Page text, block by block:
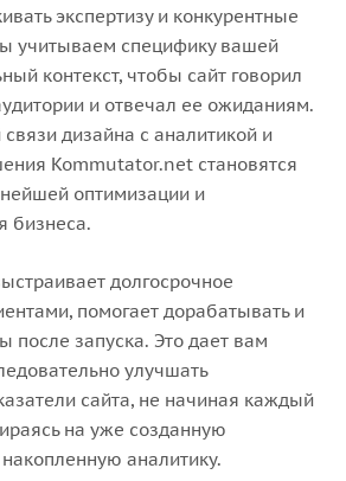
экспертизу и конкурентные
учитываем специфику вашей
контекст, чтобы сайт говорил
и отвечал ее ожиданиям.
связи дизайна с аналитикой и
Kommutator.net становятся
оптимизации и
бизнеса.
долгосрочное
помогает дорабатывать и
после запуска. Это дает вам
улучшать
сайта, не начиная каждый
на уже созданную
аналитику.